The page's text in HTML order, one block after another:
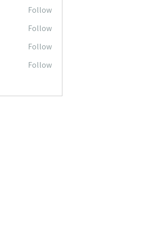
Follow
Follow
Follow
Follow